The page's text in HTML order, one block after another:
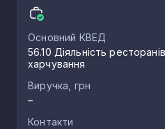
Основний КВЕД
56.10 Діяльність
харчування
Виручка, грн
–
Контакти